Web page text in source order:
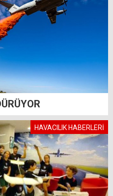
HAVACILIK HABERLERİ